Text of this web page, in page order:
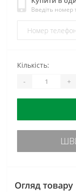
Введіть
Кількість:
- +
Огляд товару